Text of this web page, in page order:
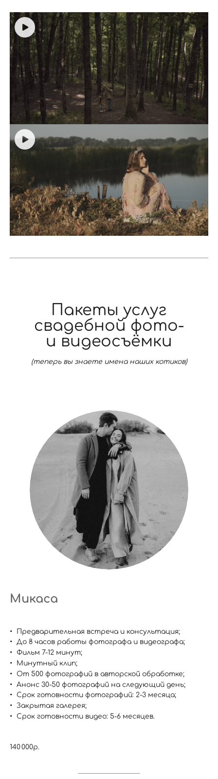
Пакеты услуг
свадебной фото-
и видеосъёмки
(теперь вы знаете имена наших котиков)
Микаса
Предварительная встреча и консультация;
До 8 часов работы фотографа и видеографа;
Фильм 7-12 минут;
Минутный клип;
От 500 фотографий в авторской обработке;
Анонс 30-50 фотографий на следующий день;
Срок готовности фотографий: 2-3 месяца;
Закрытая галерея;
Срок готовности видео: 5-6 месяцев.
140 000р.